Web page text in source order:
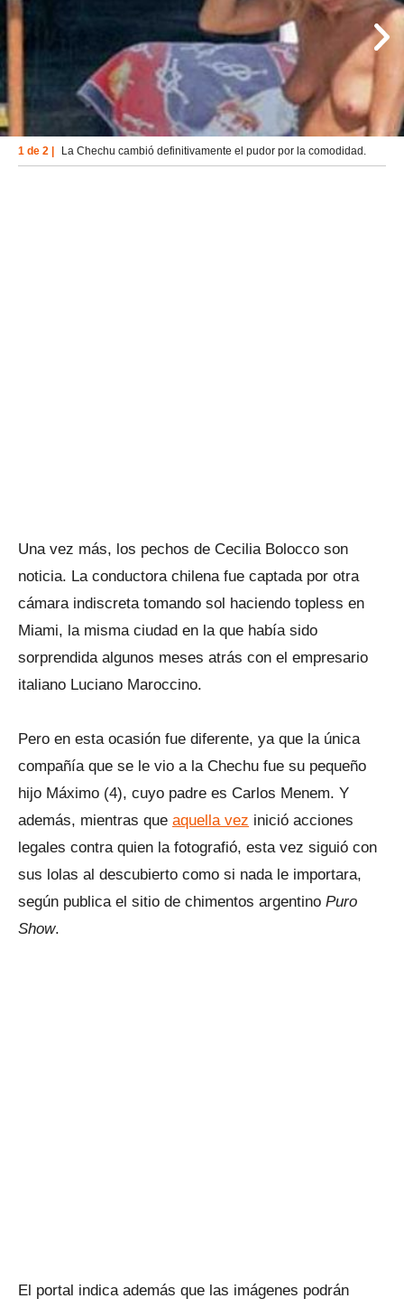
1 de 2 | La Chechu cambió definitivamente el pudor por la comodidad.
Una vez más, los pechos de Cecilia Bolocco son
noticia. La conductora chilena fue captada por otra
cámara indiscreta tomando sol haciendo topless en
Miami, la misma ciudad en la que había sido
sorprendida algunos meses atrás con el empresario
italiano Luciano Maroccino.
Pero en esta ocasión fue diferente, ya que la única
compañía que se le vio a la Chechu fue su pequeño
hijo Máximo (4), cuyo padre es Carlos Menem. Y
además, mientras que aquella vez inició acciones
legales contra quien la fotografió, esta vez siguió con
sus lolas al descubierto como si nada le importara,
según publica el sitio de chimentos argentino Puro
Show.
El portal indica además que las imágenes podrán